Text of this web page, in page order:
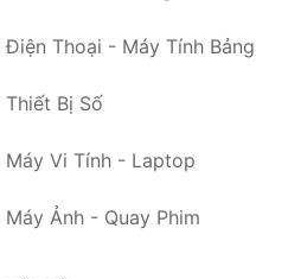
Điện Thoại - Máy Tính Bảng
Thiết Bị Số
Máy Vi Tính - Laptop
Máy Ảnh - Quay Phim